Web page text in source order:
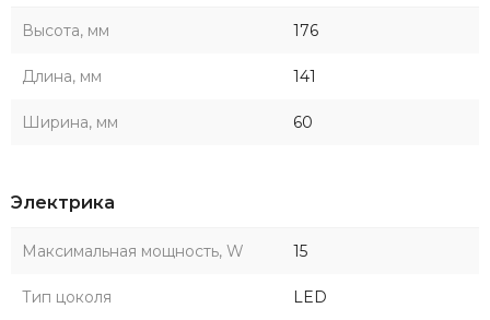
Высота, мм 176
Длина, мм 141
Ширина, мм 60
Электрика
Максимальная мощность, W 15
Тип цоколя LED